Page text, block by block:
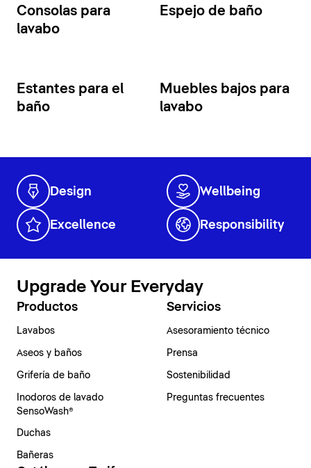
Consolas para
lavabo
Espejo de baño
Estantes para el
baño
Muebles bajos para
lavabo
Design Wellbeing
Excellence Responsibility
Upgrade Your Everyday
Productos
Lavabos
Aseos y baños
Grifería de baño
Inodoros de lavado
SensoWash®
Duchas
Bañeras
Servicios
Asesoramiento técnico
Prensa
Sostenibilidad
Preguntas frecuentes